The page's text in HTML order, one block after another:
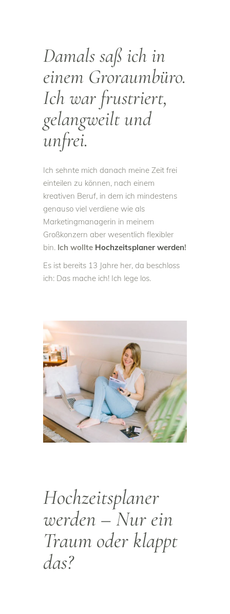
Damals saß ich in
einem Groraumbüro.
Ich war frustriert,
gelangweilt und
unfrei.
Ich sehnte mich danach meine Zeit frei
einteilen zu können, nach einem
kreativen Beruf, in dem ich mindestens
genauso viel verdiene wie als
Marketingmanagerin in meinem
Großkonzern aber wesentlich flexibler
bin. Ich wollte Hochzeitsplaner werden!
Es ist bereits 13 Jahre her, da beschloss
ich: Das mache ich! Ich lege los.
Hochzeitsplaner
werden – Nur ein
Traum oder klappt
das?